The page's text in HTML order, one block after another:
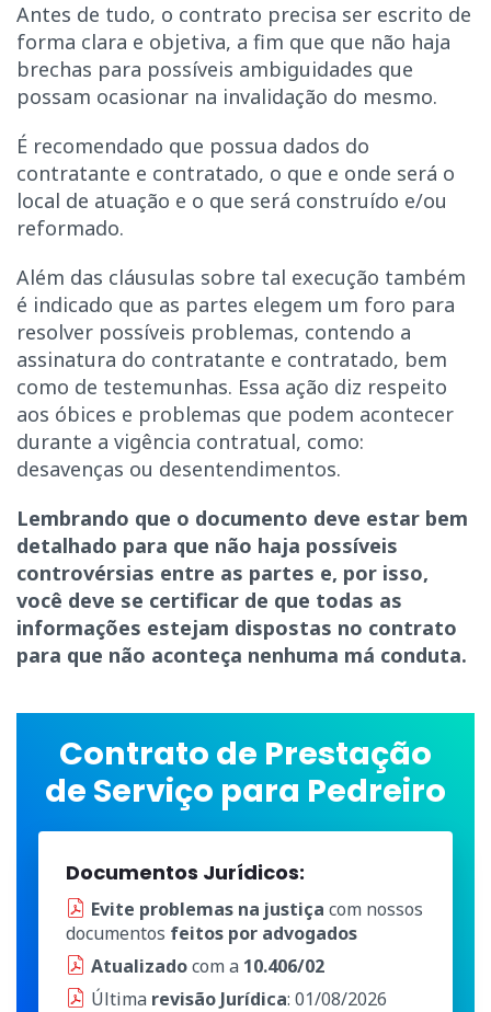
Antes de tudo, o contrato precisa ser escrito de
forma clara e objetiva, a fim que que não haja
brechas para possíveis ambiguidades que
possam ocasionar na invalidação do mesmo.
É recomendado que possua dados do
contratante e contratado, o que e onde será o
local de atuação e o que será construído e/ou
reformado.
Além das cláusulas sobre tal execução também
é indicado que as partes elegem um foro para
resolver possíveis problemas, contendo a
assinatura do contratante e contratado, bem
como de testemunhas. Essa ação diz respeito
aos óbices e problemas que podem acontecer
durante a vigência contratual, como:
desavenças ou desentendimentos.
Lembrando que o documento deve estar bem
detalhado para que não haja possíveis
controvérsias entre as partes e, por isso,
você deve se certificar de que todas as
informações estejam dispostas no contrato
para que não aconteça nenhuma má conduta.
Contrato de Prestação
de Serviço para Pedreiro
Documentos Jurídicos:
Evite problemas na justiça com nossos
documentos feitos por advogados
Atualizadocom a 10.406/02
Última revisão Jurídica: 01/08/2026